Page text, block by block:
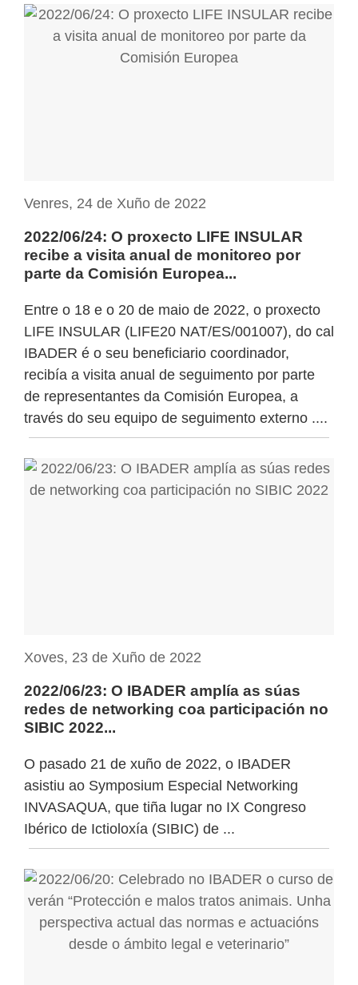
Venres, 24 de Xuño de 2022
2022/06/24: O proxecto LIFE INSULAR
recibe a visita anual de monitoreo por
parte da Comisión Europea...
Entre o 18 e o 20 de maio de 2022, o proxecto
LIFE INSULAR (LIFE20 NAT/ES/001007), do cal
IBADER é o seu beneficiario coordinador,
recibía a visita anual de seguimento por parte
de representantes da Comisión Europea, a
través do seu equipo de seguimento externo ....
Xoves, 23 de Xuño de 2022
2022/06/23: O IBADER amplía as súas
redes de networking coa participación no
SIBIC 2022...
O pasado 21 de xuño de 2022, o IBADER
asistiu ao Symposium Especial Networking
INVASAQUA, que tiña lugar no IX Congreso
Ibérico de Ictioloxía (SIBIC) de ...